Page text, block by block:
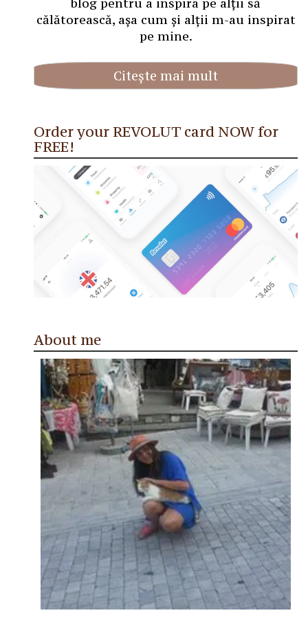
călătorească, așa cum și alții m-au inspirat
pe mine.
Citește mai mult
Order your REVOLUT card NOW for
FREE!
About me